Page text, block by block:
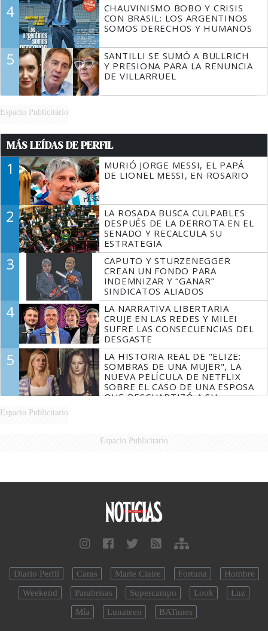
4
CHAUVINISMO BOBO Y CRISIS
CON BRASIL: LOS ARGENTINOS
SOMOS DERECHOS Y HUMANOS
5
SANTILLI SE SUMÓ A BULLRICH
Y PRESIONA PARA LA RENUNCIA
DE VILLARRUEL
Espacio Publicitario
MÁS LEÍDAS DE PERFIL
1
MURIÓ JORGE MESSI, EL PAPÁ
DE LIONEL MESSI, EN ROSARIO
2
LA ROSADA BUSCA CULPABLES
DESPUÉS DE LA DERROTA EN EL
SENADO Y RECALCULA SU
ESTRATEGIA
3
CAPUTO Y STURZENEGGER
CREAN UN FONDO PARA
INDEMNIZAR Y “GANAR”
SINDICATOS ALIADOS
4
LA NARRATIVA LIBERTARIA
CRUJE EN LAS REDES Y MILEI
SUFRE LAS CONSECUENCIAS DEL
DESGASTE
5
LA HISTORIA REAL DE "ELIZE:
SOMBRAS DE UNA MUJER", LA
NUEVA PELÍCULA DE NETFLIX
SOBRE EL CASO DE UNA ESPOSA
QUE DESCUARTIZÓ A SU
Espacio Publicitario
Espacio Publicitario
Diario Perfil Caras Marie Claire Fortuna
Hombre
Weekend
Parabrisas Supercampo Look
Luz
Mía
Lunateen BATimes